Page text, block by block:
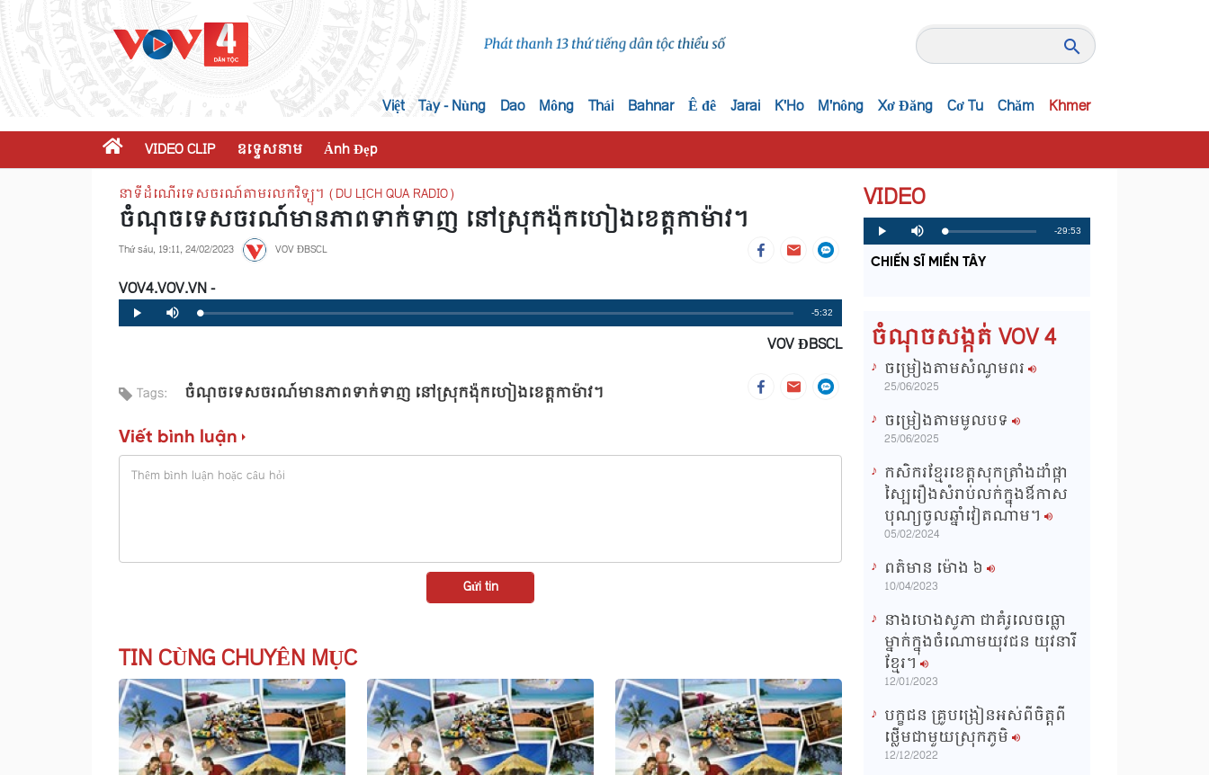
Việt Tày - Nùng Dao Mông Thái Bahnar Ê đê Jarai K'Ho M'nông Xơ Đăng Cơ Tu Chăm Khmer
VIDEO CLIP ឧទ្ទេសនាម Ảnh Đẹp
នាទីដំណើរទេសចរណ៍តាមរលកវិទ្យុ។ (DU LỊCH QUA RADIO)
ចំណុចទេសចរណ៍មានភាពទាក់ទាញ នៅស្រុកង៉ុកហៀងខេត្តកាម៉ាវ។
Thứ sáu, 19:11, 24/02/2023 VOV ĐBSCL
VOV4.VOV.VN -
Play Mute Loaded:
0%
Progress:
0%
Remaining
Time
-5:32
VOV ĐBSCL
Tags: ចំណុចទេសចរណ៍មានភាពទាក់ទាញ នៅស្រុកង៉ុកហៀងខេត្តកាម៉ាវ។
Viết bình luận
TIN CÙNG CHUYÊN MỤC
VIDEO
P
l
y
M
u
e
L
o
a
d
P
r
o
g
R
i
T
i
-29:53
CHIẾN SĨ MIỀN TÂY
ចំណុចសង្កត់ VOV 4
ចម្រៀងតាមសំណូមពរ
25/06/2025
ចម្រៀងតាមមូលបទ
25/06/2025
កសិករខ្មែរខេត្តសុកត្រាំងដាំផ្កា
ស្បៃរឿងសំរាប់លក់ក្នុងឳកាស
បុណ្យចូលឆ្នាំវៀតណាម។
05/02/2024
ពត៌មាន ម៉ោង​ ៦
10/04/2023
នាងហេងសូភា ជាគំរូលេចធ្លោ
ម្នាក់ក្នុងចំណោមយុវជន យុវនារី
ខ្មែរ។
12/01/2023
បក្ខជន គ្រូបង្រៀនអស់ពីចិត្តពី
ថ្លើមជាមួយស្រុកភូមិ
12/12/2022